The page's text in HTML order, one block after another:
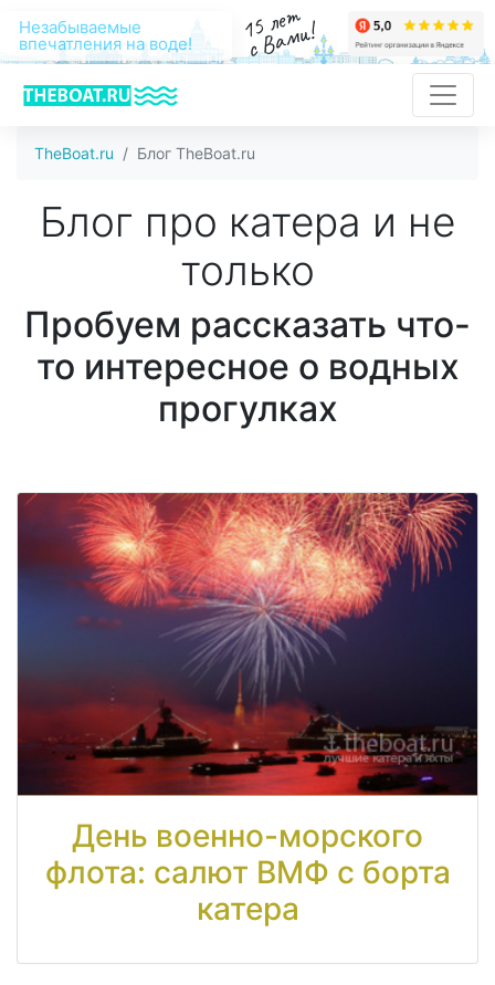
Незабываемые
впечатления на воде! 15 лет
с Вами!
TheBoat.ru Блог TheBoat.ru
Блог про катера и не
только
Пробуем рассказать что-
то интересное о водных
прогулках
День военно-морского
флота: салют ВМФ с борта
катера